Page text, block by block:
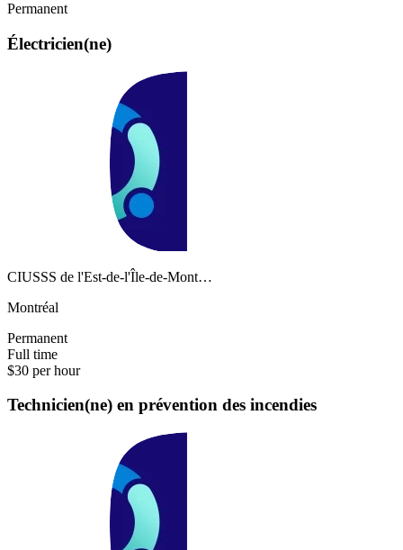
Permanent
Électricien(ne)
CIUSSS de l'Est-de-l'Île-de-Mont…
Montréal
Permanent
Full time
$30 per hour
Technicien(ne) en prévention des incendies